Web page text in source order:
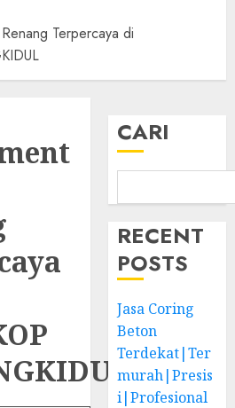
Terpercaya di
CARI
RECENT
POSTS
Jasa Coring
Beton
Terdekat|Ter
murah|Presis
i|Profesional